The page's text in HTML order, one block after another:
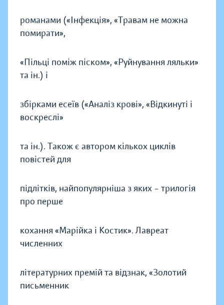
романами («Інфекція», «Травам не можна
помирати»,
«Пільці поміж піском», «Руйнування ляльки»
та ін.) і
збірками есеїв («Аналіз крові», «Відкинуті і
воскреслі»
та ін.). Також є автором кількох циклів
повістей для
підлітків, найпопулярніша з яких – трилогія
про перше
кохання «Марійка і Костик». Лавреат
численних
літературних премій та відзнак, «Золотий
письменник